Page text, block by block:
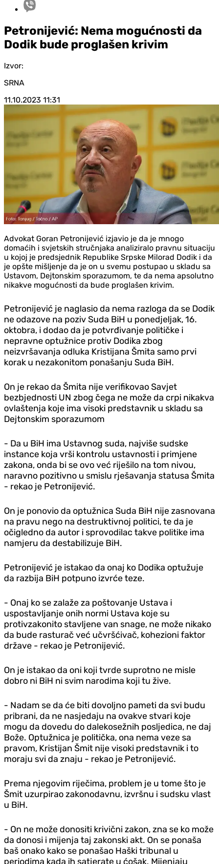
Petronijević: Nema mogućnosti da
Dodik bude proglašen krivim
Izvor:
SRNA
11.10.2023 11:31
Advokat Goran Petronijević izjavio je da je mnogo
domaćih i svjetskih stručnjaka analiziralo pravnu situaciju
u kojoj je predsjednik Republike Srpske Milorad Dodik i da
je opšte mišljenje da je on u svemu postupao u skladu sa
Ustavom, Dejtonskim sporazumom, te da nema apsolutno
nikakve mogućnosti da bude proglašen krivim.
Petronijević je naglasio da nema razloga da se Dodik
ne odazove na poziv Suda BiH u ponedjeljak, 16.
oktobra, i dodao da je potvrđivanje političke i
nepravne optužnice protiv Dodika zbog
neizvršavanja odluka Kristijana Šmita samo prvi
korak u nezakonitom ponašanju Suda BiH.
On je rekao da Šmita nije verifikovao Savjet
bezbjednosti UN zbog čega ne može da crpi nikakva
ovlaštenja koje ima visoki predstavnik u skladu sa
Dejtonskim sporazumom
- Da u BiH ima Ustavnog suda, najviše sudske
instance koja vrši kontrolu ustavnosti i primjene
zakona, onda bi se ovo već riješilo na tom nivou,
naravno pozitivno u smislu rješavanja statusa Šmita
- rekao je Petronijević.
On je ponovio da optužnica Suda BiH nije zasnovana
na pravu nego na destruktivnoj politici, te da je
očigledno da autor i sprovodilac takve politike ima
namjeru da destabilizuje BiH.
Petronijević je istakao da onaj ko Dodika optužuje
da razbija BiH potpuno izvrće teze.
- Onaj ko se zalaže za poštovanje Ustava i
uspostavljanje onih normi Ustava koje su
protivzakonito stavljene van snage, ne može nikako
da bude rasturač već učvršćivač, kohezioni faktor
države - rekao je Petronijević.
On je istakao da oni koji tvrde suprotno ne misle
dobro ni BiH ni svim narodima koji tu žive.
- Nadam se da će biti dovoljno pameti da svi budu
pribrani, da ne nasjedaju na ovakve stvari koje
mogu da dovedu do dalekosežnih posljedica, ne daj
Bože. Optužnica je politička, ona nema veze sa
pravom, Kristijan Šmit nije visoki predstavnik i to
moraju svi da znaju - rekao je Petronijević.
Prema njegovim riječima, problem je u tome što je
Šmit uzurpirao zakonodavnu, izvršnu i sudsku vlast
u BiH.
- On ne može donositi krivični zakon, zna se ko može
da donosi i mijenja taj zakonski akt. On se ponaša
baš onako kako se ponašao Haški tribunal u
periodima kada ih satjerate u ćošak. Mijenjaju